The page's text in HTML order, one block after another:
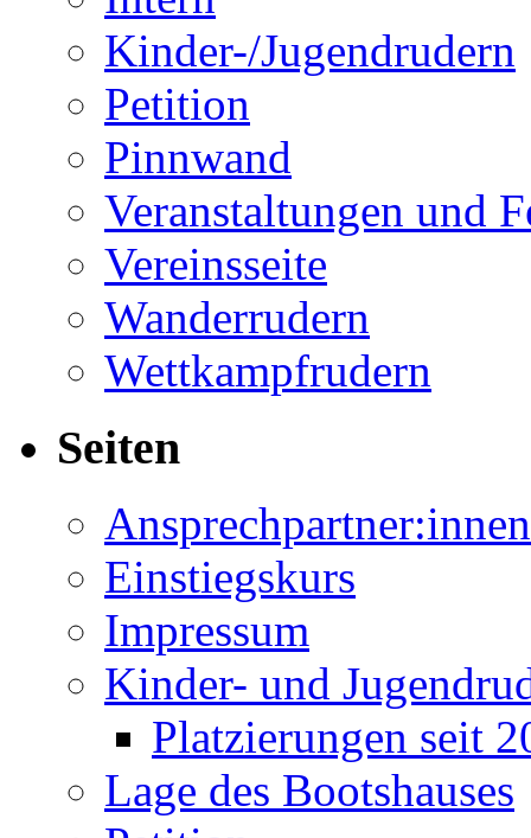
Kinder-/Jugendrudern
Petition
Pinnwand
Veranstaltungen und
Vereinsseite
Wanderrudern
Wettkampfrudern
Seiten
Ansprechpartner:innen
Einstiegskurs
Impressum
Kinder- und
Platzierungen seit
Lage des Bootshauses